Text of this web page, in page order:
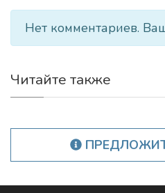
Нет комментариев.
Читайте также